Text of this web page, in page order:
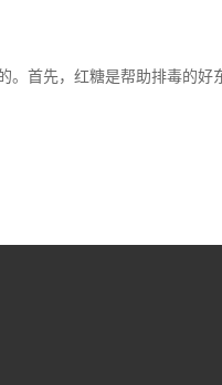
。首先，红糖是帮助排毒的好